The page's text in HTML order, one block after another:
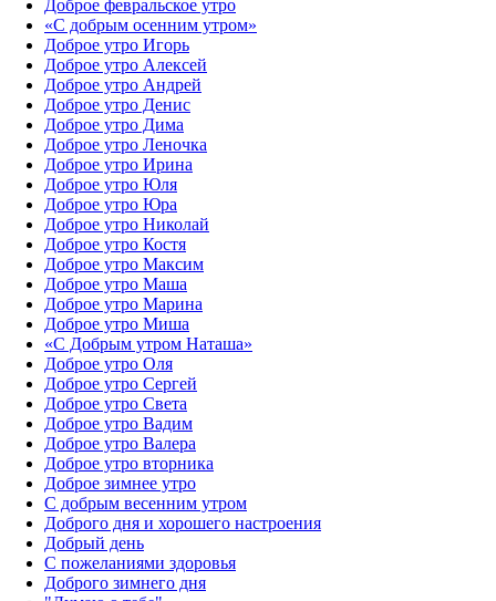
Доброе февральское утро
«С добрым осенним утром»‎
Доброе утро Игорь
Доброе утро Алексей
Доброе утро Андрей
Доброе утро Денис
Доброе утро Дима
Доброе утро Леночка
Доброе утро Ирина
Доброе утро Юля
Доброе утро Юра
Доброе утро Николай
Доброе утро Костя
Доброе утро Максим
Доброе утро Маша
Доброе утро Марина
Доброе утро Миша
«С Добрым утром Наташа»
Доброе утро Оля
Доброе утро Сергей
Доброе утро Света
Доброе утро Вадим
Доброе утро Валера
Доброе утро вторника
Доброе зимнее утро
С добрым весенним утром
Доброго дня и хорошего настроения
Добрый день
С пожеланиями здоровья
Доброго зимнего дня